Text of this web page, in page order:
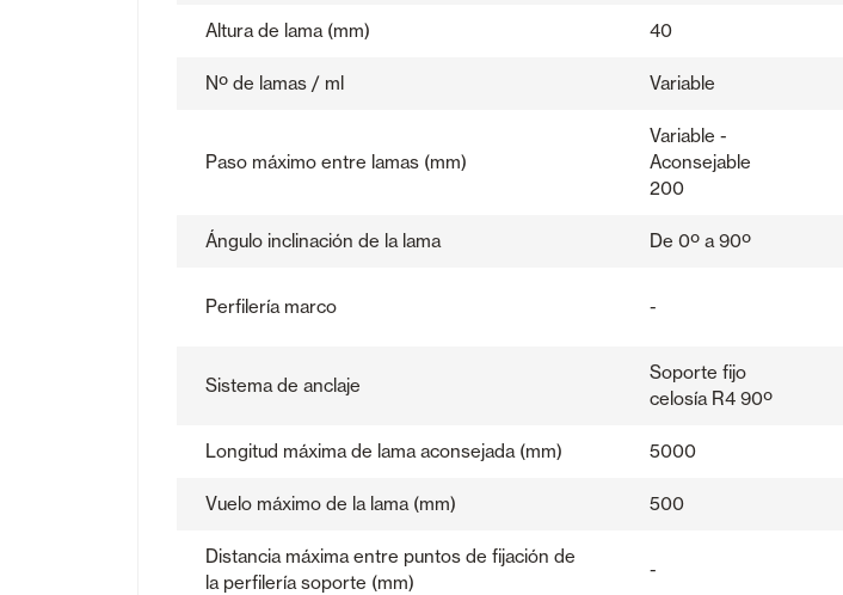
Altura de lama (mm) 40
Nº de lamas / ml Variable
Paso máximo entre lamas (mm)
Variable -
Aconsejable
200
Ángulo inclinación de la lama De 0º a 90º
Perfilería marco -
Sistema de anclaje
Soporte fijo
celosía R4 90º
Longitud máxima de lama aconsejada (mm) 5000
Vuelo máximo de la lama (mm) 500
Distancia máxima entre puntos de fijación de
la perfilería soporte (mm)
-